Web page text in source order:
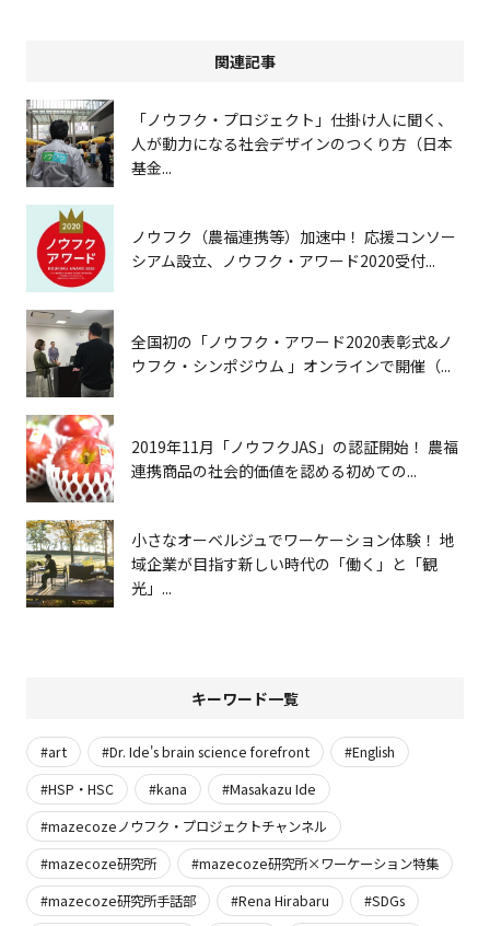
関連記事
「ノウフク・プロジェクト」仕掛け人に聞く、
人が動力になる社会デザインのつくり方（日本
基金...
ノウフク（農福連携等）加速中！ 応援コンソー
シアム設立、ノウフク・アワード2020受付...
全国初の「ノウフク・アワード2020表彰式&ノ
ウフク・シンポジウム 」オンラインで開催（...
2019年11月「ノウフクJAS」の認証開始！ 農福
連携商品の社会的価値を認める初めての...
小さなオーベルジュでワーケーション体験！ 地
域企業が目指す新しい時代の「働く」と「観
光」...
キーワード一覧
#art #Dr. Ide's brain science forefront
#English
#HSP・HSC
#kana
#Masakazu Ide
#mazecozeノウフク・プロジェクトチャンネル
#mazecoze研究所
#mazecoze研究所×ワーケーション特集
#mazecoze研究所手話部
#Rena Hirabaru
#SDGs